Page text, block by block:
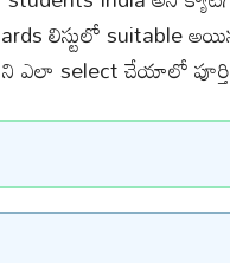
లిస్టులో suitable
ని ఎలా select చేయాలో